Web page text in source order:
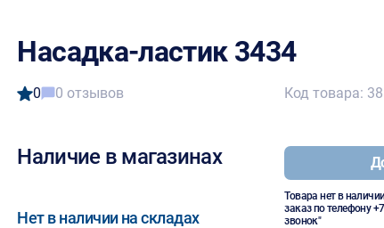
Насадка-ластик 3434
0 0 отзывов
Наличие в магазинах
Нет в наличии на складах
Код товара:
Товара нет в
заказ по телефону
звонок"